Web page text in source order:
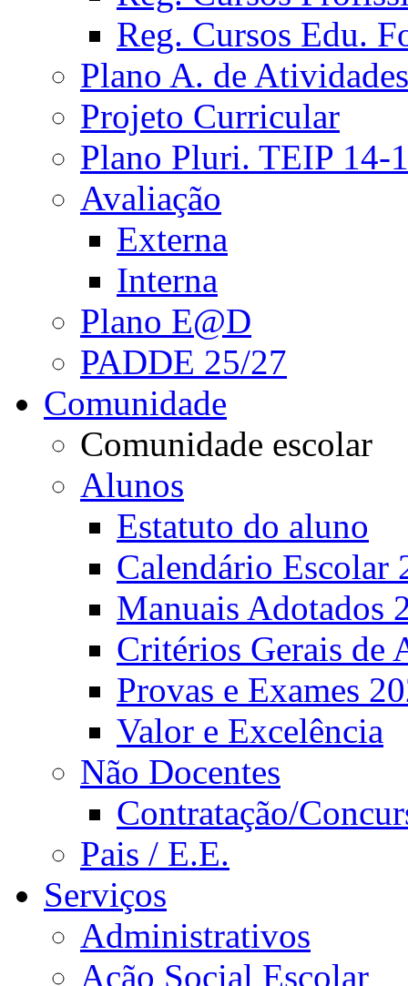
Reg. Cursos Edu.
Plano A. de Atividades
Projeto Curricular
Plano Pluri. TEIP 14-
Avaliação
Externa
Interna
Plano E@D
PADDE 25/27
Comunidade
Comunidade escolar
Alunos
Estatuto do aluno
Calendário Escolar
Manuais Adotados
Critérios Gerais de
Provas e Exames
Valor e Excelência
Não Docentes
Contratação/
Pais / E.E.
Serviços
Administrativos
Ação Social Escolar